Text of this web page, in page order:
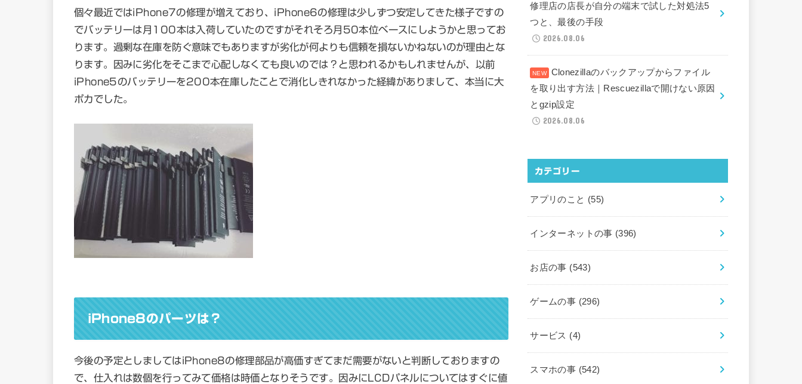
個々最近ではiPhone7の修理が増えており、iPhone6の修理は少しずつ安定してきた様子ですの
でバッテリーは月100本は入荷していたのですがそれそろ月50本位ベースにしようかと思ってお
ります。過剰な在庫を防ぐ意味でもありますが劣化が何よりも信頼を損ないかねないのが理由とな
ります。因みに劣化をそこまで心配しなくても良いのでは？と思われるかもしれませんが、以前
iPhone5のバッテリーを200本在庫したことで消化しきれなかった経緯がありまして、本当に大
ポカでした。
iPhone8のパーツは？
今後の予定としましてはiPhone8の修理部品が高価すぎてまだ需要がないと判断しておりますの
で、仕入れは数個を行ってみて価格は時価となりそうです。因みにLCDパネルについてはすぐに値
修理店の店長が自分の端末で試した対処法5
つと、最後の手段
2026.08.06
Clonezillaのバックアップからファイル
を取り出す方法｜Rescuezillaで開けない原因
とgzip設定
2026.08.06
カテゴリー
アプリのこと (55)
インターネットの事 (396)
お店の事 (543)
ゲームの事 (296)
サービス (4)
スマホの事 (542)